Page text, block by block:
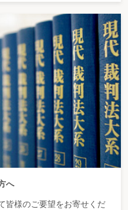
へ
皆様のご要望をお寄せくだ